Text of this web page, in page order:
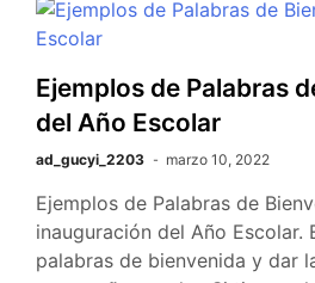
Ejemplos de Palabras
del Año Escolar
ad_gucyi_2203 marzo 10, 2022
Ejemplos de Palabras de
inauguración del Año Escolar.
palabras de bienvenida y dar